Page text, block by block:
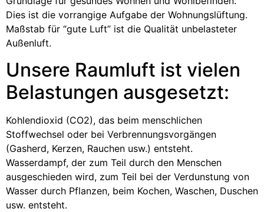
Dies ist die vorrangige Aufgabe der Wohnungslüftung.
Maßstab für “gute Luft” ist die Qualität unbelasteter
Außenluft.
Unsere Raumluft ist vielen
Belastungen ausgesetzt:
Kohlendioxid (CO2), das beim menschlichen
Stoffwechsel oder bei Verbrennungsvorgängen
(Gasherd, Kerzen, Rauchen usw.) entsteht.
Wasserdampf, der zum Teil durch den Menschen
ausgeschieden wird, zum Teil bei der Verdunstung von
Wasser durch Pflanzen, beim Kochen, Waschen, Duschen
usw. entsteht.